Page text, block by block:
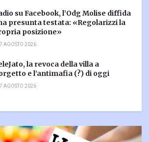
su Facebook, l’Odg Molise diffida
presunta testata: «Regolarizzi la
posizione»
7 AGOSTO 2026
la revoca della villa a
e l’antimafia (?) di oggi
7 AGOSTO 2026